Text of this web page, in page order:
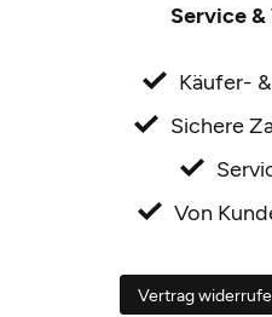
Service
Käufer-
Sichere
Von
Vertrag